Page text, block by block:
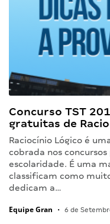
Concurso TST
gratuitas de
Raciocínio Lógico é
cobrada nos
escolaridade. É uma
classificam como
dedicam a…
Equipe Gran • 6 de